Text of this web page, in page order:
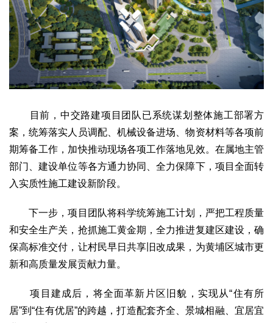
国际
中国与世界 国际视点 国际合作 他山之石
生态
生态文明 能源资源 环境保护 地方生态 休闲旅游
地方
京 津 冀 晋 蒙 辽 吉 黑 沪 苏 浙 皖
闽
赣
鲁 豫 鄂 湘 粤
青
智库
智库建设 智库专家 智库战略 智库之声
地方动态 地方强音
在线期刊
目前，中交路建项目团队已系统谋划整体施工部署方
案，统筹落实人员调配、机械设备进场、物资材料等各项前
期筹备工作，加快推动现场各项工作落地见效。在属地主管
部门、建设单位等各方通力协同、全力保障下，项目全面转
入实质性施工建设新阶段。
下一步，项目团队将科学统筹施工计划，严把工程质量
和安全生产关，抢抓施工黄金期，全力推进复建区建设，确
保高标准交付，让村民早日共享旧改成果，为黄埔区城市更
新和高质量发展贡献力量。
项目建成后，将全面革新片区旧貌，实现从“住有所
居”到“住有优居”的跨越，打造配套齐全、景城相融、宜居宜